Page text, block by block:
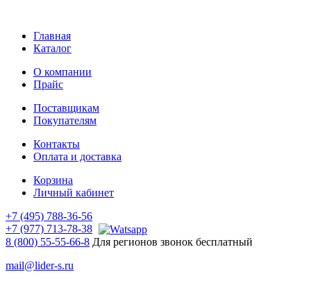
Главная
Каталог
О компании
Прайс
Поставщикам
Покупателям
Контакты
Оплата и доставка
Корзина
Личный кабинет
+7 (495) 788-36-56
+7 (977) 713-78-38
8 (800) 55-55-66-8 Для регионов звонок бесплатный
mail@lider-s.ru